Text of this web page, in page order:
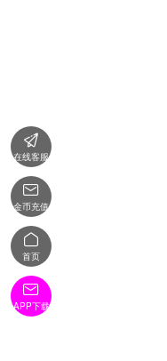

在线客服

金币充值

首页

APP下载